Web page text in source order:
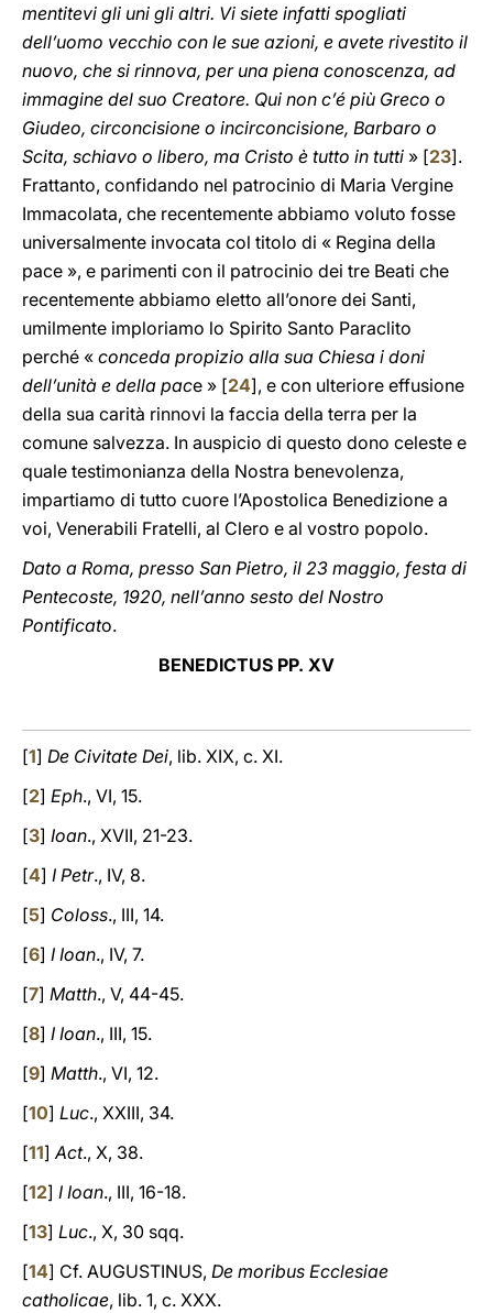
mentitevi gli uni gli altri. Vi siete infatti spogliati
dell’uomo vecchio con le sue azioni, e avete rivestito il
nuovo, che si rinnova, per una piena conoscenza, ad
immagine del suo Creatore. Qui non c’é più Greco o
Giudeo, circoncisione o incirconcisione, Barbaro o
Scita, schiavo o libero, ma Cristo è tutto in tutti » [23].
Frattanto, confidando nel patrocinio di Maria Vergine
Immacolata, che recentemente abbiamo voluto fosse
universalmente invocata col titolo di « Regina della
pace », e parimenti con il patrocinio dei tre Beati che
recentemente abbiamo eletto all’onore dei Santi,
umilmente imploriamo lo Spirito Santo Paraclito
perché « conceda propizio alla sua Chiesa i doni
dell’unità e della pace » [24], e con ulteriore effusione
della sua carità rinnovi la faccia della terra per la
comune salvezza. In auspicio di questo dono celeste e
quale testimonianza della Nostra benevolenza,
impartiamo di tutto cuore l’Apostolica Benedizione a
voi, Venerabili Fratelli, al Clero e al vostro popolo.
Dato a Roma, presso San Pietro, il 23 maggio, festa di
Pentecoste, 1920, nell’anno sesto del Nostro
Pontificato.
BENEDICTUS PP. XV
[1] De Civitate Dei, lib. XIX, c. XI.
[2] Eph., VI, 15.
[3] Ioan., XVII, 21-23.
[4] I Petr., IV, 8.
[5] Coloss., III, 14.
[6] I Ioan., IV, 7.
[7] Matth., V, 44-45.
[8] I Ioan., III, 15.
[9] Matth., VI, 12.
[10] Luc., XXIII, 34.
[11]Act., X, 38.
[12] I Ioan., III, 16-18.
[13] Luc., X, 30 sqq.
[14] Cf. AUGUSTINUS, De moribus Ecclesiae
catholicae, lib. 1, c. XXX.